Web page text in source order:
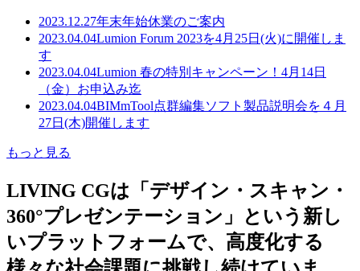
2023.12.27年末年始休業のご案内
2023.04.04Lumion Forum 2023を4月25日(火)に開催しま
す
2023.04.04Lumion 春の特別キャンペーン！4月14日
（金）お申込み迄
2023.04.04BIMmTool点群編集ソフト製品説明会を４月
27日(木)開催します
もっと見る
LIVING CGは「デザイン・スキャン・
360°プレゼンテーション」という新し
いプラットフォームで、高度化する